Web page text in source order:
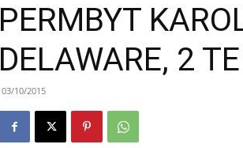
PERMBYT
DELAWARE, 2
03/10/2015